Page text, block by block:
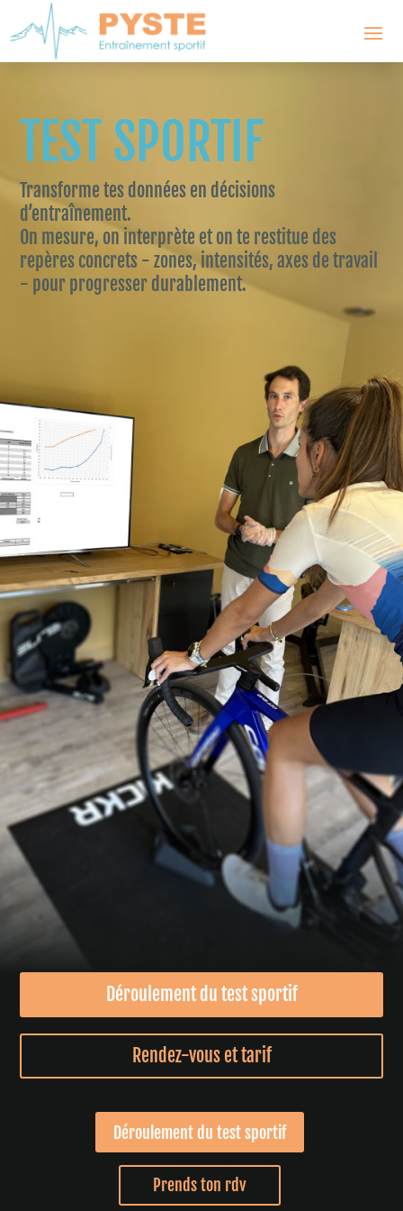
TEST SPORTIF
Transforme tes données en décisions
d’entraînement.
On mesure, on interprète et on te restitue des
repères concrets - zones, intensités, axes de travail
- pour progresser durablement.
Déroulement du test sportif
Rendez-vous et tarif
Déroulement du test sportif
Prends ton rdv